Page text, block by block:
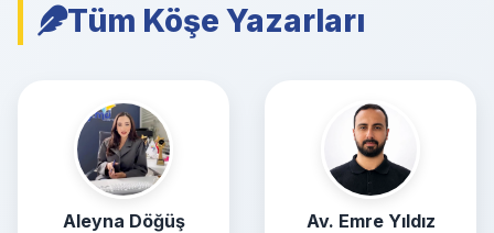
Tüm Köşe Yazarları
Aleyna Döğüş Av. Emre Yıldız